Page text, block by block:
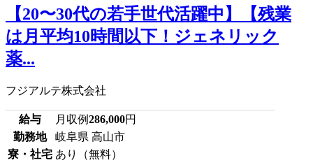
【20〜30代の若手世代活躍中】【残業
は月平均10時間以下！ジェネリック
薬...
フジアルテ株式会社
給与 月収例286,000円
勤務地
岐阜県 高山市
寮・社宅 あり（無料）